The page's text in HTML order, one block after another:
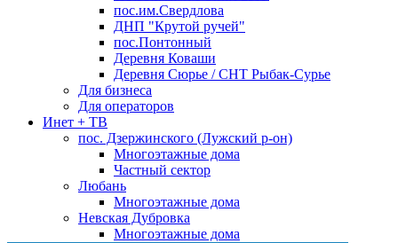
пос.им.Свердлова
ДНП "Крутой ручей"
пос.Понтонный
Деревня Коваши
Деревня Сюрье / СНТ Рыбак-Сурье
Для бизнеса
Для операторов
Инет + ТВ
пос. Дзержинского (Лужский р-он)
Многоэтажные дома
Частный сектор
Любань
Многоэтажные дома
Невская Дубровка
Многоэтажные дома